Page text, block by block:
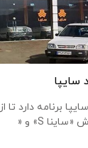
برنامه دارد تا از
روز شنبه پیش فروش «ساینا S» و «